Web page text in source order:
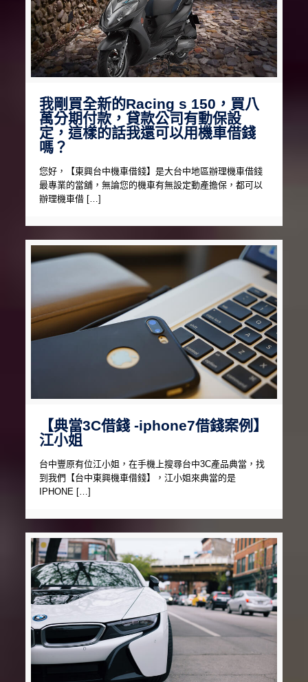
我剛買全新的Racing s 150，買八
萬分期付款，貸款公司有動保設
定，這樣的話我還可以用機車借錢
嗎？
您好，【東興台中機車借錢】是大台中地區辦理機車借錢
最專業的當舖，無論您的機車有無設定動產擔保，都可以
辦理機車借 […]
【典當3C借錢 -iphone7借錢案例】
江小姐
台中豐原有位江小姐，在手機上搜尋台中3C產品典當，找
到我們【台中東興機車借錢】，江小姐來典當的是
IPHONE […]